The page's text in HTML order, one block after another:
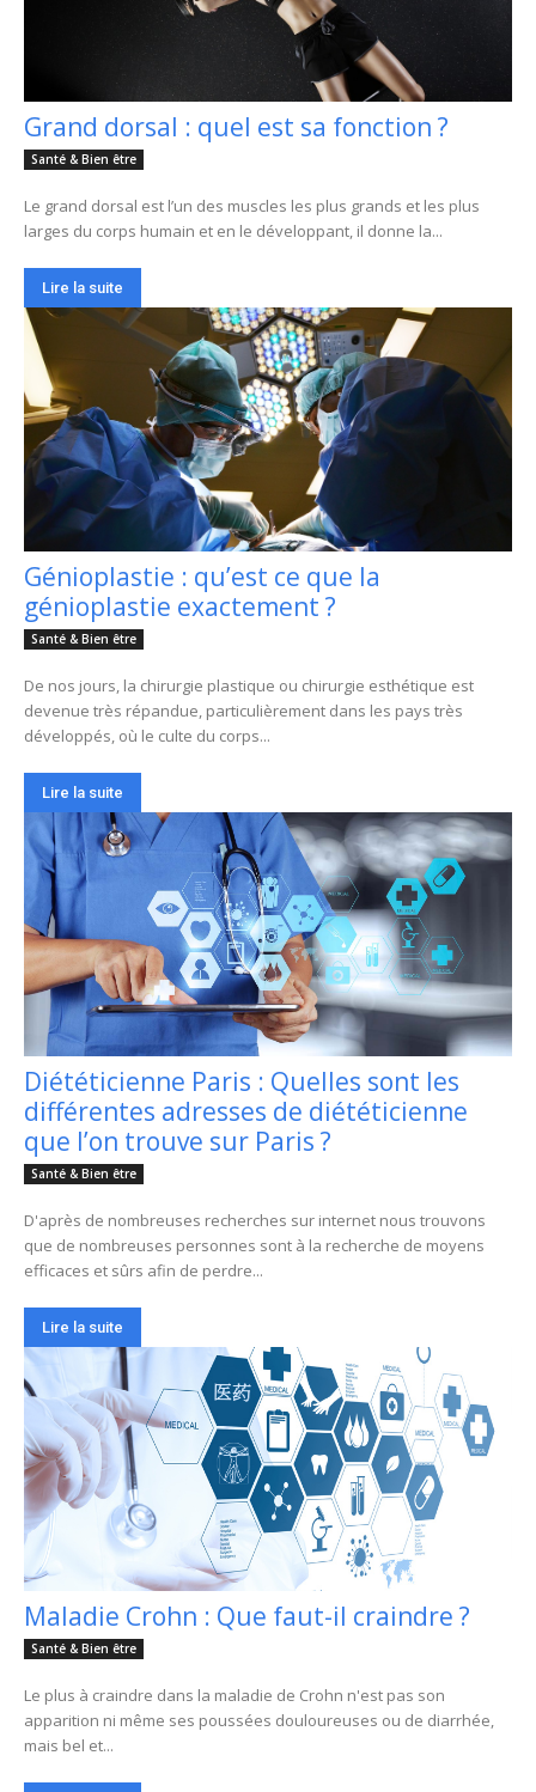
Grand dorsal : quel est sa fonction ?
Santé & Bien être
Le grand dorsal est l’un des muscles les plus grands et les plus
larges du corps humain et en le développant, il donne la...
Lire la suite
Génioplastie : qu’est ce que la
génioplastie exactement ?
Santé & Bien être
De nos jours, la chirurgie plastique ou chirurgie esthétique est
devenue très répandue, particulièrement dans les pays très
développés, où le culte du corps...
Lire la suite
Diététicienne Paris : Quelles sont les
différentes adresses de diététicienne
que l’on trouve sur Paris ?
Santé & Bien être
D'après de nombreuses recherches sur internet nous trouvons
que de nombreuses personnes sont à la recherche de moyens
efficaces et sûrs afin de perdre...
Lire la suite
Maladie Crohn : Que faut-il craindre ?
Santé & Bien être
Le plus à craindre dans la maladie de Crohn n'est pas son
apparition ni même ses poussées douloureuses ou de diarrhée,
mais bel et...